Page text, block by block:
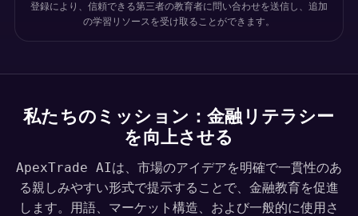
登録により、信頼できる第三者の教育者に問い合わせを送信し、追加
の学習リソースを受け取ることができます。
私たちのミッション：金融リテラシー
を向上させる
ApexTrade AIは、市場のアイデアを明確で一貫性のあ
る親しみやすい形式で提示することで、金融教育を促進
します。用語、マーケット構造、および一般的に使用さ